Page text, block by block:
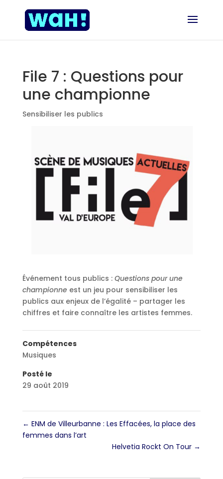
File 7 : Questions pour
une championne
Sensibiliser les publics
Événement tous publics : Questions pour une
championne est un jeu pour sensibiliser les
publics aux enjeux de l’égalité – partager les
chiffres et faire connaître les artistes femmes.
Compétences
Musiques
Posté le
29 août 2019
← ENM de Villeurbanne : Les Effacées, la place des
femmes dans l’art
Helvetia Rockt On Tour →